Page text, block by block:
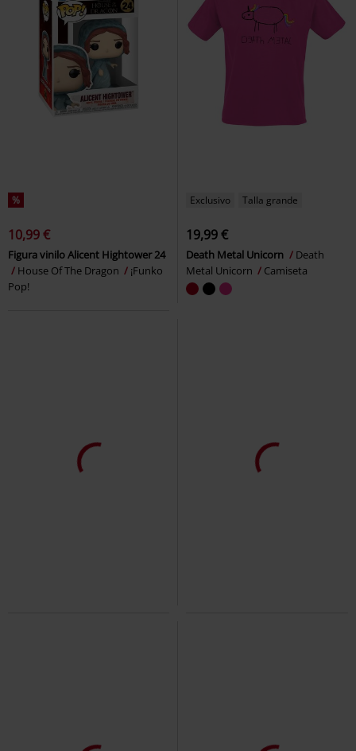
%
10,99 €
Figura vinilo Alicent Hightower 24
House Of The Dragon
¡Funko
Pop!
Exclusivo Talla grande
19,99 €
Death Metal Unicorn
Death
Metal Unicorn
Camiseta